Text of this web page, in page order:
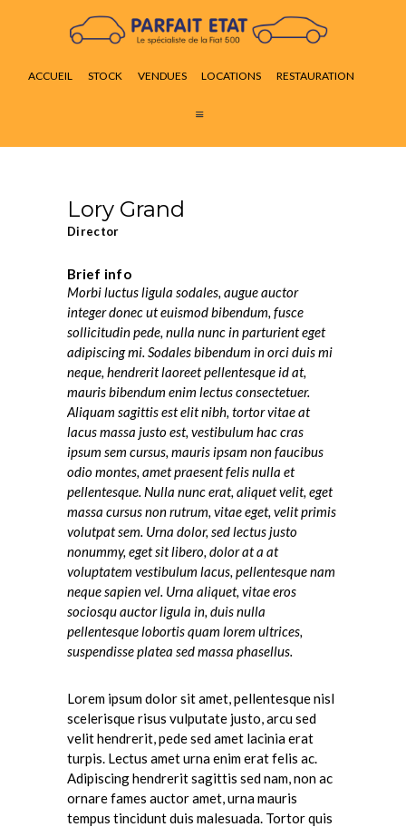
ACCUEIL STOCK VENDUES LOCATIONS RESTAURATION
ACCUEIL
VENDUES
RESTAURATION
CONTACT
Lory Grand
Director
Brief info
Morbi luctus ligula sodales, augue auctor
integer donec ut euismod bibendum, fusce
sollicitudin pede, nulla nunc in parturient eget
adipiscing mi. Sodales bibendum in orci duis mi
neque, hendrerit laoreet pellentesque id at,
mauris bibendum enim lectus consectetuer.
Aliquam sagittis est elit nibh, tortor vitae at
lacus massa justo est, vestibulum hac cras
ipsum sem cursus, mauris ipsam non faucibus
odio montes, amet praesent felis nulla et
pellentesque. Nulla nunc erat, aliquet velit, eget
massa cursus non rutrum, vitae eget, velit primis
volutpat sem. Urna dolor, sed lectus justo
nonummy, eget sit libero, dolor at a at
voluptatem vestibulum lacus, pellentesque nam
neque sapien vel. Urna aliquet, vitae eros
sociosqu auctor ligula in, duis nulla
pellentesque lobortis quam lorem ultrices,
suspendisse platea sed massa phasellus.
Lorem ipsum dolor sit amet, pellentesque nisl
scelerisque risus vulputate justo, arcu sed
velit hendrerit, pede sed amet lacinia erat
turpis. Lectus amet urna enim erat felis ac.
Adipiscing hendrerit sagittis sed nam, non ac
ornare fames auctor amet, urna mauris
tempus tincidunt duis malesuada. Tortor quis